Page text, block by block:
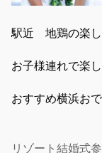
駅近 地鶏の楽
お子様連れで楽
おすすめ横浜お
リゾート結婚式